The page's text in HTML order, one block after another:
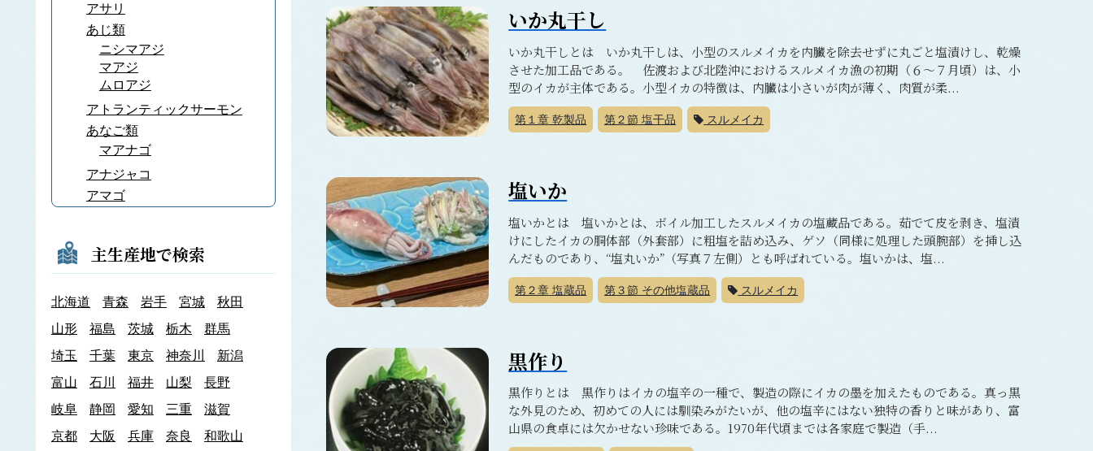
いか丸干し
いか丸干しとは いか丸干しは、小型のスルメイカを内臓を除去せずに丸ごと塩漬けし、乾燥
させた加工品である。 佐渡および北陸沖におけるスルメイカ漁の初期（６～７月頃）は、小
型のイカが主体である。小型イカの特徴は、内臓は小さいが肉が薄く、肉質が柔...
第１章 乾製品 第２節 塩干品 スルメイカ
塩いか
塩いかとは 塩いかとは、ボイル加工したスルメイカの塩蔵品である。茹でて皮を剥き、塩漬
けにしたイカの胴体部（外套部）に粗塩を詰め込み、ゲソ（同様に処理した頭腕部）を挿し込
んだものであり、“塩丸いか”（写真７左側）とも呼ばれている。塩いかは、塩...
第２章 塩蔵品 第３節 その他塩蔵品 スルメイカ
黒作り
黒作りとは 黒作りはイカの塩辛の一種で、製造の際にイカの墨を加えたものである。真っ黒
な外見のため、初めての人には馴染みがたいが、他の塩辛にはない独特の香りと味があり、富
山県の食卓には欠かせない珍味である。1970年代頃までは各家庭で製造（手...
アサリ
あじ類
ニシマアジ
マアジ
ムロアジ
アトランティックサーモン
あなご類
マアナゴ
アナジャコ
アマゴ
あみ類
アキアミ
アユ
アラメ
エゾアワビ
クロアワビ
マダカアワビ
メガイアワビ
イ
イカナゴ
主生産地で検索
北海道 青森 岩手 宮城
秋田
山形
福島 茨城 栃木
群馬
埼玉
千葉 東京 神奈川
新潟
富山
石川 福井 山梨
長野
岐阜
静岡 愛知 三重
滋賀
京都
大阪 兵庫 奈良
和歌山